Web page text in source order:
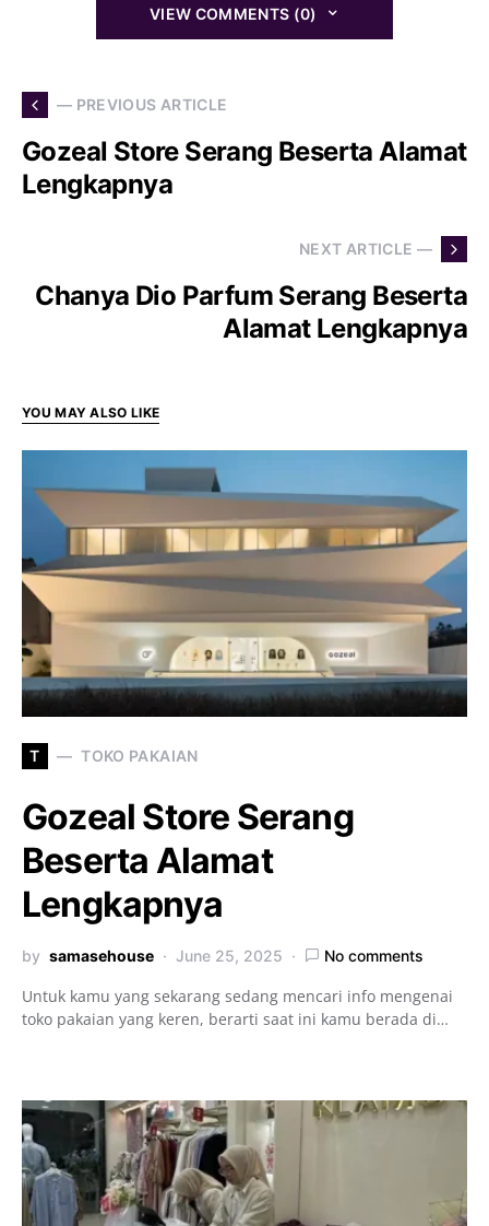
VIEW COMMENTS (0)
— PREVIOUS ARTICLE
Gozeal Store Serang Beserta Alamat
Lengkapnya
NEXT ARTICLE —
Chanya Dio Parfum Serang Beserta
Alamat Lengkapnya
YOU MAY ALSO LIKE
T TOKO PAKAIAN
Gozeal Store Serang
Beserta Alamat
Lengkapnya
by samasehouse June 25, 2025 No comments
Untuk kamu yang sekarang sedang mencari info mengenai
toko pakaian yang keren, berarti saat ini kamu berada di…